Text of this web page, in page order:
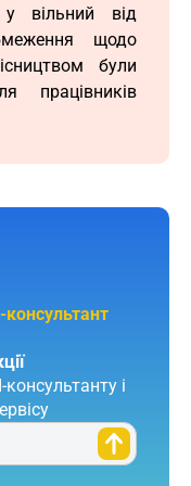
вільний від
щодо
були
працівників
консультант
і